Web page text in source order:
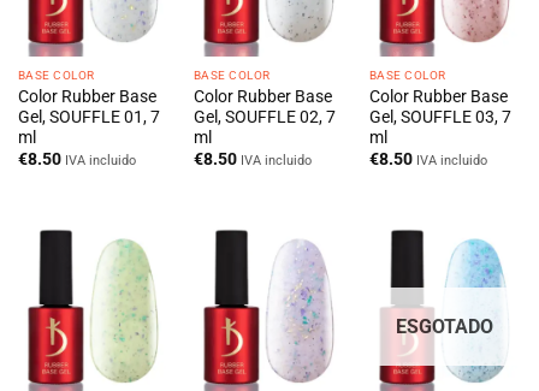
BASE COLOR
Color Rubber Base
Gel, SOUFFLE 01, 7
ml
€8.50 IVA incluido
BASE COLOR
Color Rubber Base
Gel, SOUFFLE 02, 7
ml
€8.50 IVA incluido
BASE COLOR
Color Rubber Base
Gel, SOUFFLE 03, 7
ml
€8.50 IVA incluido
ESGOTADO